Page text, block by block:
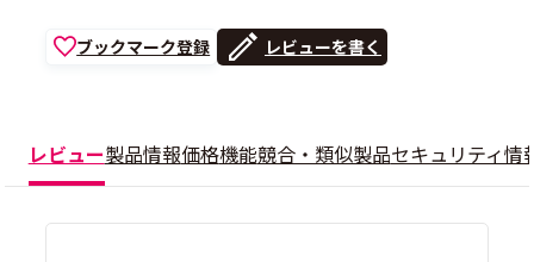
ブックマーク登録 レビューを書く
レビュー製品情報価格機能競合・類似製品セキュリティ情